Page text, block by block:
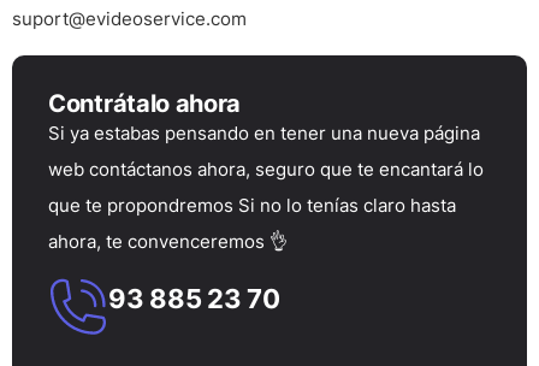
suport@evideoservice.com
Contrátalo ahora
Si ya estabas pensando en tener una nueva página
web contáctanos ahora, seguro que te encantará lo
que te propondremos Si no lo tenías claro hasta
ahora, te convenceremos 👌
93 885 23 70